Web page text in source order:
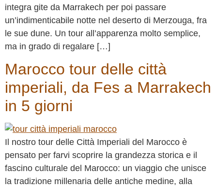
integra gite da Marrakech per poi passare
un’indimenticabile notte nel deserto di Merzouga, fra
le sue dune. Un tour all’apparenza molto semplice,
ma in grado di regalare […]
Marocco tour delle città
imperiali, da Fes a Marrakech
in 5 giorni
Il nostro tour delle Città Imperiali del Marocco è
pensato per farvi scoprire la grandezza storica e il
fascino culturale del Marocco: un viaggio che unisce
la tradizione millenaria delle antiche medine, alla